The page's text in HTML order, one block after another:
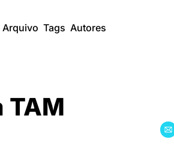
Arquivo Tags Autores
TAM